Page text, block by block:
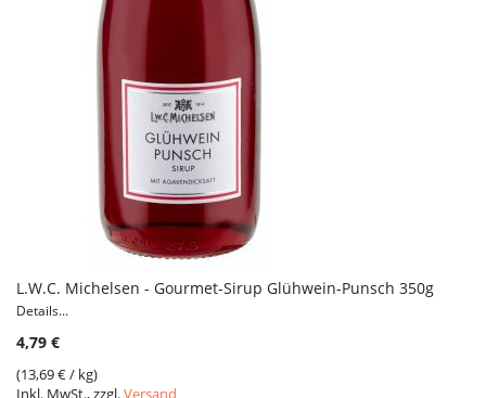
L.W.C. Michelsen - Gourmet-Sirup Glühwein-Punsch 350g
Details...
4,79 €
(13,69 €/ kg)
Inkl. MwSt., zzgl.Versand